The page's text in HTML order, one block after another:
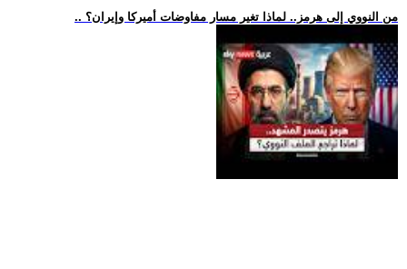
.. من النووي إلى هرمز.. لماذا تغير مسار مفاوضات أميركا وإيران؟